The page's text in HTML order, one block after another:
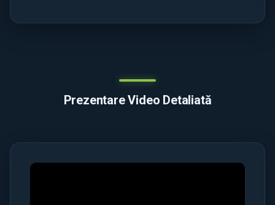
Prezentare Video Detaliată